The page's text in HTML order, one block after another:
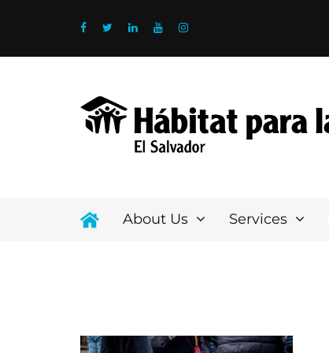
About Us Services